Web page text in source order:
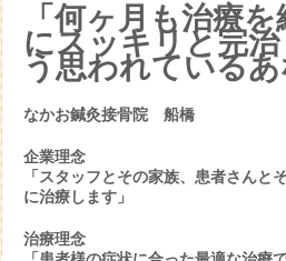
「何ヶ月も治療
にスッキリと完
う思われている
なかお鍼灸接骨院 船橋
企業理念
「スタッフとその家族、患者さんと
に治療します」
治療理念